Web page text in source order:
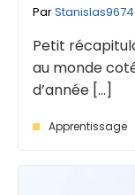
Par
Petit
au monde
d’année [...]
Apprentissage